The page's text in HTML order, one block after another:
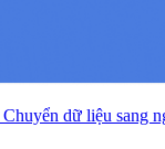
Chuyển dữ liệu sang